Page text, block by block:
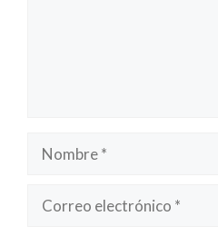
Nombre
Correo
electrónico